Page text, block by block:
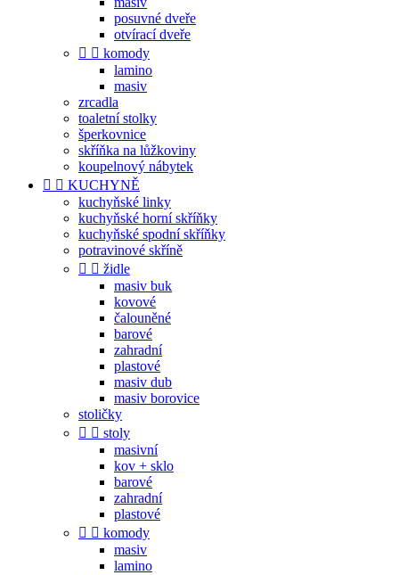
posuvné dveře
otvírací dveře
  komody
lamino
masiv
zrcadla
toaletní stolky
šperkovnice
skříňka na lůžkoviny
koupelnový nábytek
  KUCHYNĚ
kuchyňské linky
kuchyňské horní skříňky
kuchyňské spodní skříňky
potravinové skříně
  židle
masiv buk
kovové
čalouněné
barové
zahradní
plastové
masiv dub
masiv borovice
stoličky
  stoly
masivní
kov + sklo
barové
zahradní
plastové
  komody
masiv
lamino